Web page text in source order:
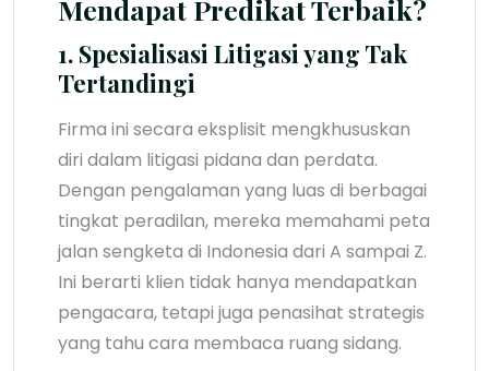
Mendapat Predikat Terbaik?
1. Spesialisasi Litigasi yang Tak
Tertandingi
Firma ini secara eksplisit mengkhususkan
diri dalam litigasi pidana dan perdata.
Dengan pengalaman yang luas di berbagai
tingkat peradilan, mereka memahami peta
jalan sengketa di Indonesia dari A sampai Z.
Ini berarti klien tidak hanya mendapatkan
pengacara, tetapi juga penasihat strategis
yang tahu cara membaca ruang sidang.